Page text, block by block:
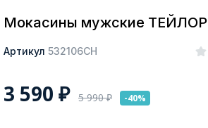
Мокасины мужские ТЕЙЛОР
Артикул 532106СН
3 590 ₽ 5 990₽ -40%